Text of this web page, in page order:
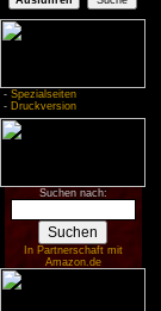
- Spezialseiten
- Druckversion
Suchen nach:
In Partnerschaft mit
Amazon.de